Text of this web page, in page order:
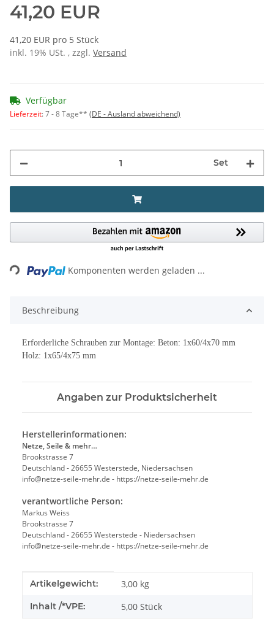
41,20 EUR
41,20 EUR pro 5 Stück
inkl. 19% USt. , zzgl. Versand
Verfügbar
Lieferzeit:7 - 8 Tage** (DE - Ausland abweichend)
Set
Loading... Komponenten werden geladen ...
Beschreibung
Erforderliche Schrauben zur Montage: Beton: 1x60/4x70 mm
Holz: 1x65/4x75 mm
Angaben zur Produktsicherheit
Herstellerinformationen:
Netze, Seile & mehr…
Brookstrasse 7
Deutschland - 26655 Westerstede, Niedersachsen
info@netze-seile-mehr.de - https://netze-seile-mehr.de
verantwortliche Person:
Markus Weiss
Brookstrasse 7
Deutschland - 26655 Westerstede - Niedersachsen
info@netze-seile-mehr.de - https://netze-seile-mehr.de
Produkteigenschaft
Wert
Artikelgewicht: 3,00 kg
Inhalt /*VPE: 5,00 Stück